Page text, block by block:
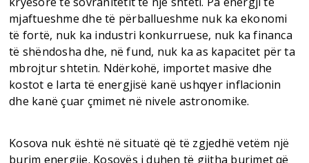
mjaftueshme dhe të përballueshme nuk ka ekonomi
të fortë, nuk ka industri konkurruese, nuk ka financa
të shëndosha dhe, në fund, nuk ka as kapacitet për ta
mbrojtur shtetin. Ndërkohë, importet masive dhe
kostot e larta të energjisë kanë ushqyer inflacionin
dhe kanë çuar çmimet në nivele astronomike.
Kosova nuk është në situatë që të zgjedhë vetëm një
burim energjie. Kosovës i duhen të gjitha burimet që